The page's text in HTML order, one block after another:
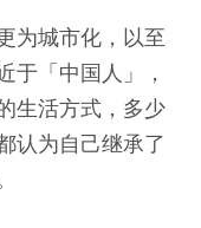
为城市化，以至
于「中国人」，
生活方式，多少
认为自己继承了